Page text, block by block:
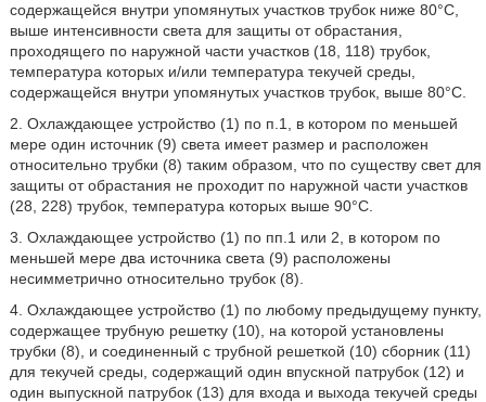
содержащейся внутри упомянутых участков трубок ниже 80°С,
выше интенсивности света для защиты от обрастания,
проходящего по наружной части участков (18, 118) трубок,
температура которых и/или температура текучей среды,
содержащейся внутри упомянутых участков трубок, выше 80°С.
2. Охлаждающее устройство (1) по п.1, в котором по меньшей
мере один источник (9) света имеет размер и расположен
относительно трубки (8) таким образом, что по существу свет для
защиты от обрастания не проходит по наружной части участков
(28, 228) трубок, температура которых выше 90°С.
3. Охлаждающее устройство (1) по пп.1 или 2, в котором по
меньшей мере два источника света (9) расположены
несимметрично относительно трубок (8).
4. Охлаждающее устройство (1) по любому предыдущему пункту,
содержащее трубную решетку (10), на которой установлены
трубки (8), и соединенный с трубной решеткой (10) сборник (11)
для текучей среды, содержащий один впускной патрубок (12) и
один выпускной патрубок (13) для входа и выхода текучей среды